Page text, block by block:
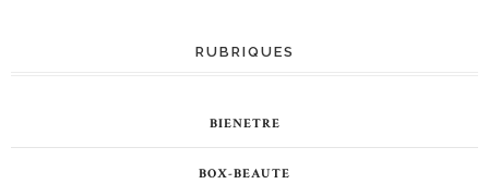
RUBRIQUES
BIENETRE
BOX-BEAUTE